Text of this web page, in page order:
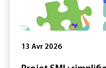
13 Avr 2026